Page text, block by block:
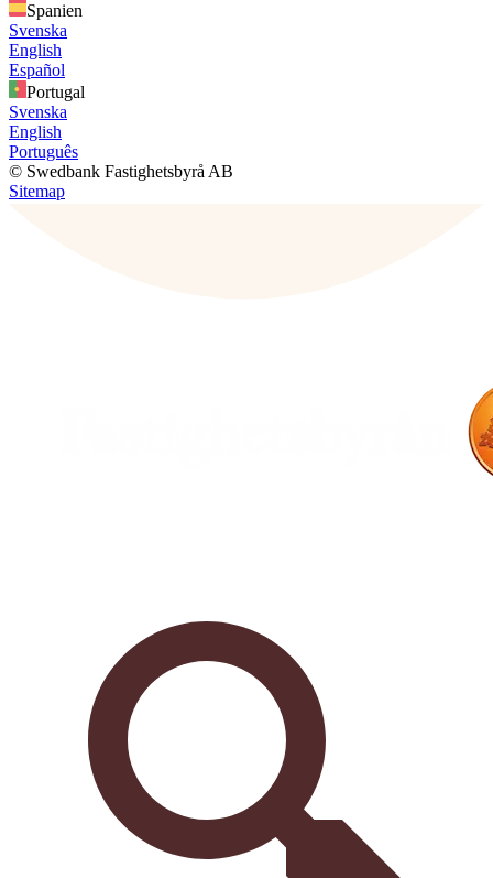
Spanien
Svenska
English
Español
Portugal
Svenska
English
Português
© Swedbank Fastighetsbyrå AB
Sitemap